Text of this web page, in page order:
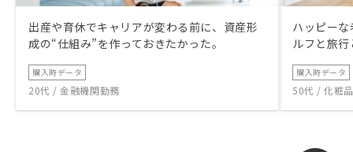
出産や育休でキャリアが変わる前に、資産形
成の“仕組み”を作っておきたかった。
購入時データ
20代 / 金融機関勤務
ハッピー
ルフと旅
購入時データ
50代 / 化粧